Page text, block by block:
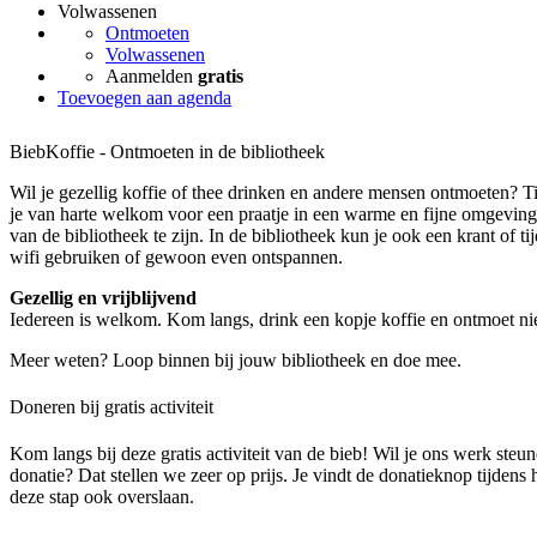
Volwassenen
Ontmoeten
Volwassenen
Aanmelden gratis
Toevoegen aan agenda
BiebKoffie - Ontmoeten in de bibliotheek
Wil je gezellig koffie of thee drinken en andere mensen ontmoeten?
je van harte welkom voor een praatje in een warme en fijne
van de bibliotheek te zijn. In de bibliotheek kun je ook een krant of
wifi gebruiken of gewoon even ontspannen.
Gezellig en vrijblijvend
Iedereen is welkom. Kom langs, drink een kopje koffie en ontmoet
Meer weten? Loop binnen bij jouw bibliotheek en doe mee.
Doneren bij gratis activiteit
Kom langs bij deze gratis activiteit van de bieb! Wil je ons werk
donatie? Dat stellen we zeer op prijs. Je vindt de donatieknop tijdens
deze stap ook overslaan.